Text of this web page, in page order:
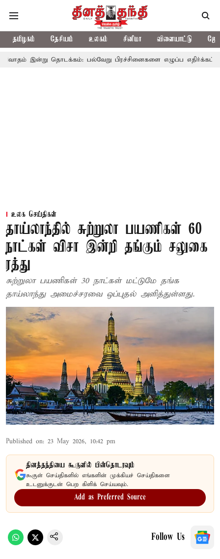
தமிழகம் தேசியம் உலகம் சினிமா விளையாட்டு
பல்வேறு பிரச்சினைகளை எழுப்ப எதிர்க்கட்சிகள் திட்டம்
உலக செய்திகள்
தாய்லாந்தில் சுற்றுலா பயணிகள் 60
நாட்கள் விசா இன்றி தங்கும் சலுகை
ரத்து
சுற்றுலா பயணிகள் 30 நாட்கள் மட்டுமே தங்க
தாய்லாந்து அமைச்சரவை ஒப்புதல் அளித்துள்ளது.
Published on: 23 May 2026, 10:42 pm
தினத்தந்தியை கூகுளில் பின்தொடரவும்
கூகுள் செய்திகளில் எங்களின் முக்கியச் செய்திகளை
உடனுக்குடன் பெற கிளிக் செய்யவும்.
Add as Preferred Source
Follow Us